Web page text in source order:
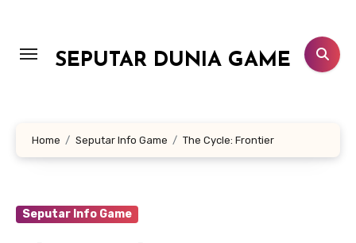
konten
SEPUTAR DUNIA GAME
Home Seputar Info Game The Cycle: Frontier
Seputar Info Game